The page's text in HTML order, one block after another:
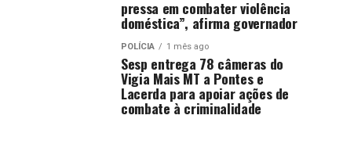
pressa em combater violência
doméstica”, afirma governador
POLÍCIA 1 mês ago
Sesp entrega 78 câmeras do
Vigia Mais MT a Pontes e
Lacerda para apoiar ações de
combate à criminalidade